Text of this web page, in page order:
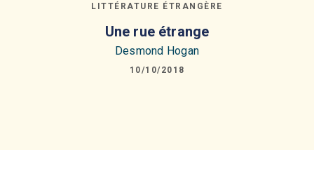
LITTÉRATURE ÉTRANGÈRE
Une rue étrange
Desmond Hogan
10/10/2018